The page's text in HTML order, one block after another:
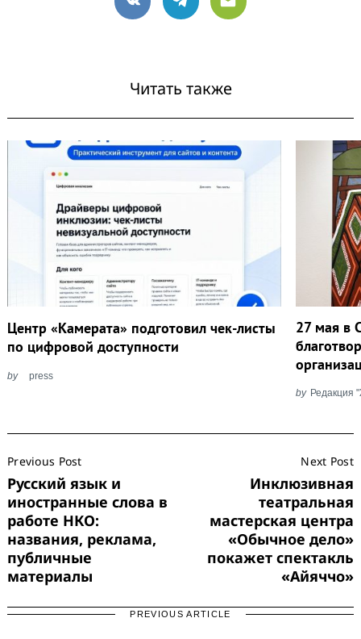
VK Telegram
Email
Читать также
Центр «Камерата» подготовил чек-листы
по цифровой доступности
by press
27 мая в
by Редакция
Navigation
Previous Post
Русский язык и
иностранные слова в
работе НКО:
названия, реклама,
публичные
материалы
Next Post
Инклюзивная
театральная
мастерская центра
«Обычное дело»
покажет спектакль
«Айяччо»
PREVIOUS ARTICLE